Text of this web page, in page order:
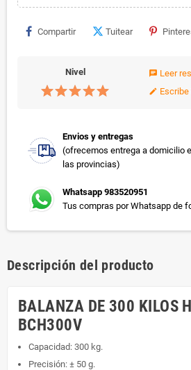
Compartir Tuitear
Nivel chat Leer
edit
Envios y entregas
(ofrecemos entrega a domicilio
las provincias)
Whatsapp 983520951
Tus compras por Whatsapp de
Descripción del producto
BALANZA DE 300 KILOS
BCH300V
Capacidad: 300 kg.
Precisión: ± 50 g.